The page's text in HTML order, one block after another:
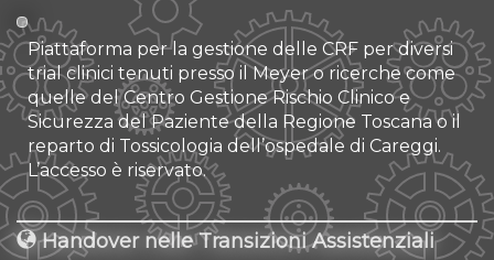
Piattaforma per la gestione delle CRF per diversi
trial clinici tenuti presso il Meyer o ricerche come
quelle del Centro Gestione Rischio Clinico e
Sicurezza del Paziente della Regione Toscana o il
reparto di Tossicologia dell’ospedale di Careggi.
L’accesso è riservato.
Handover nelle Transizioni Assistenziali